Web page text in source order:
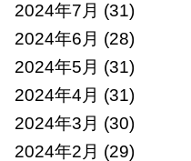
2024年7月 (31)
2024年6月 (28)
2024年5月 (31)
2024年4月 (31)
2024年3月 (30)
2024年2月 (29)